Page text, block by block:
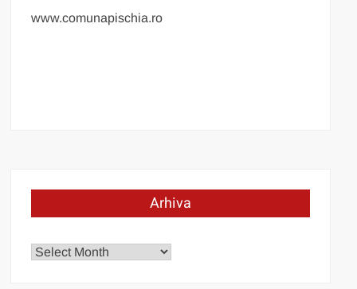
www.comunapischia.ro
Arhiva
Arhiva